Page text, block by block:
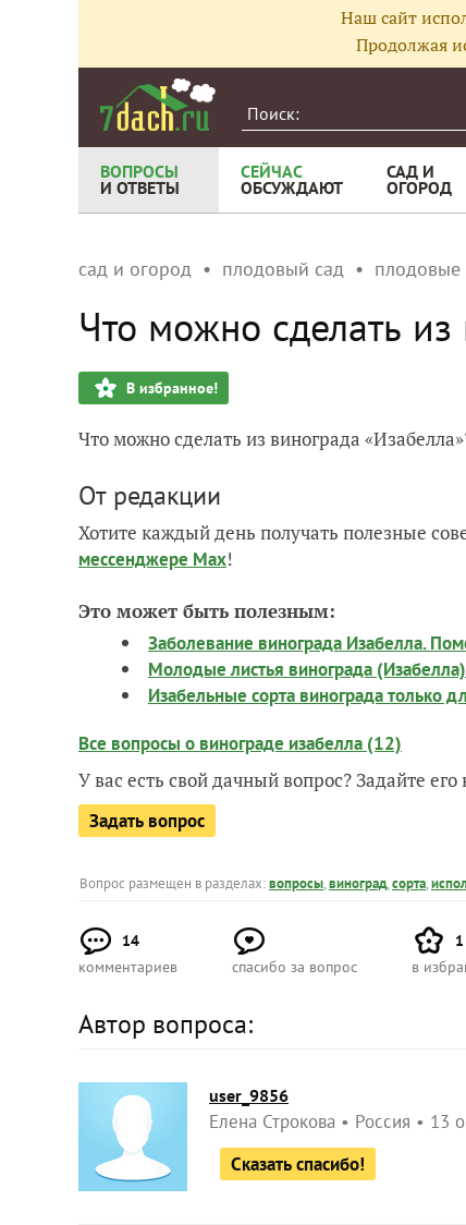
Наш сайт
Продолжая
ВОПРОСЫ
И ОТВЕТЫ
СЕЙЧАС
ОБСУЖДАЮТ
САД И
ОГОРОД
сад и огород плодовый сад
Что можно сделать
В избранное!
Что можно сделать из винограда
От редакции
Хотите каждый день получать полезные
мессенджере Max!
Это может быть полезным:
Заболевание винограда Изабелла.
Молодые листья винограда
Изабельные сорта винограда только
Все вопросы о винограде изабелла (12)
У вас есть свой дачный вопрос? Задайте
Задать вопрос
Вопрос размещен в разделах:вопросы,виноград,сорта,
14
комментариев
спасибо за вопрос
1
в
Автор вопроса:
user_9856
Елена Строкова Россия
13
Сказать спасибо!